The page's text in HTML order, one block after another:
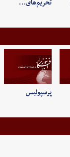
تحریم‌های…
پرسپولیس